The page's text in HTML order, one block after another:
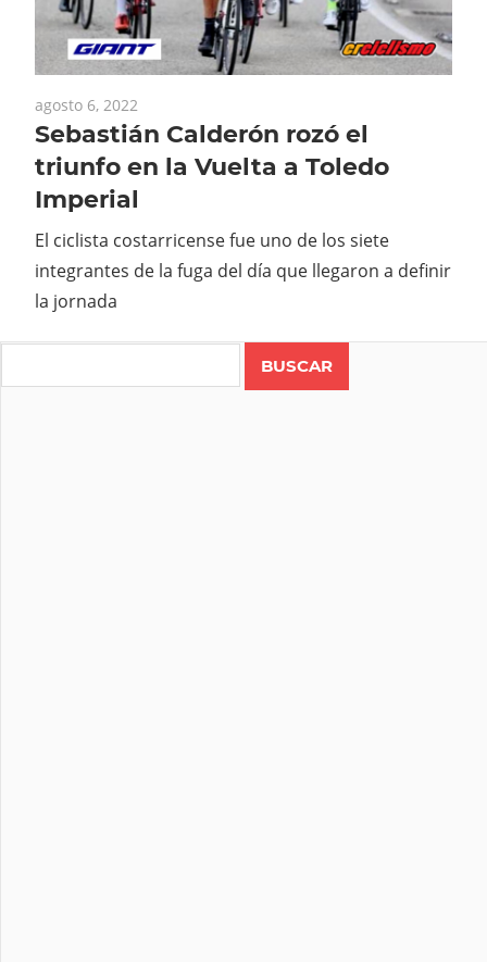
agosto 6, 2022
Sebastián Calderón rozó el
triunfo en la Vuelta a Toledo
Imperial
El ciclista costarricense fue uno de los siete
integrantes de la fuga del día que llegaron a definir
la jornada